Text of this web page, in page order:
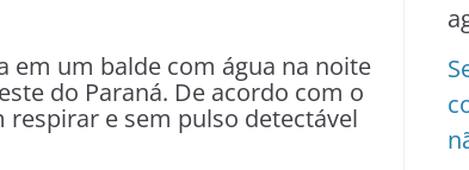
em um balde com água na noite
do Paraná. De acordo com o
respirar e sem pulso detectável